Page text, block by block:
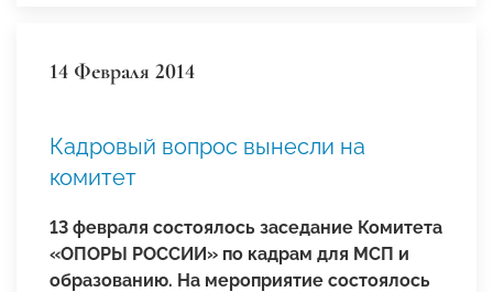
14 Февраля 2014
Кадровый вопрос вынесли на
комитет
13 февраля состоялось заседание Комитета
«ОПОРЫ РОССИИ» по кадрам для МСП и
образованию. На мероприятие состоялось